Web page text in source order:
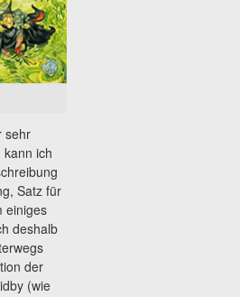
sehr
ich
Satz für
einiges
deshalb
der
(wie